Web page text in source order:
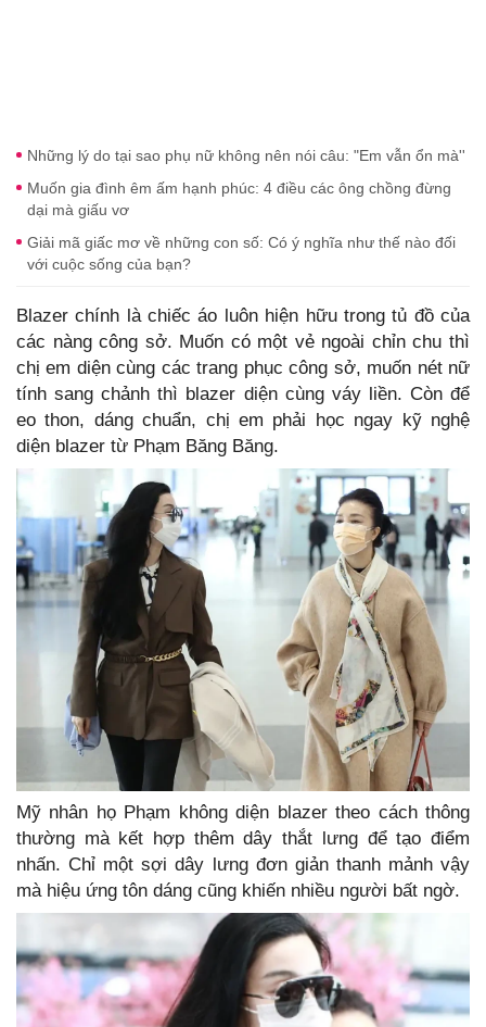
Những lý do tại sao phụ nữ không nên nói câu: "Em vẫn ổn mà''
Muốn gia đình êm ấm hạnh phúc: 4 điều các ông chồng đừng
dại mà giấu vơ
Giải mã giấc mơ về những con số: Có ý nghĩa như thế nào đối
với cuộc sống của bạn?
Blazer chính là chiếc áo luôn hiện hữu trong tủ đồ của
các nàng công sở. Muốn có một vẻ ngoài chỉn chu thì
chị em diện cùng các trang phục công sở, muốn nét nữ
tính sang chảnh thì blazer diện cùng váy liền. Còn để
eo thon, dáng chuẩn, chị em phải học ngay kỹ nghệ
diện blazer từ Phạm Băng Băng.
Mỹ nhân họ Phạm không diện blazer theo cách thông
thường mà kết hợp thêm dây thắt lưng để tạo điểm
nhấn. Chỉ một sợi dây lưng đơn giản thanh mảnh vậy
mà hiệu ứng tôn dáng cũng khiến nhiều người bất ngờ.